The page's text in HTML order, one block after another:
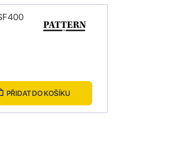
PŘIDAT DO KOŠÍKU